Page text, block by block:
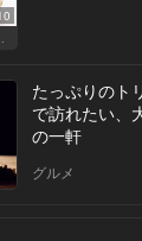
たっぷりのト
で訪れたい、
の一軒
グルメ